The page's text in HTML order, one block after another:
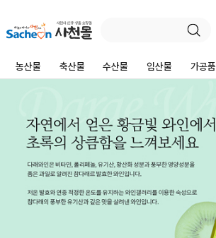
농산물 축산물 수산물 임산물 가공품